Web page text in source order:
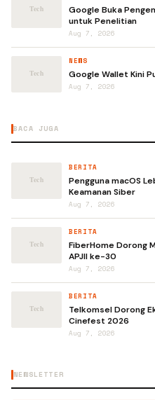
Google Buka
untuk Penelitian
Aug 7, 2026
NEWS
Google Wallet Kini
Aug 7, 2026
BACA JUGA
BERITA
Pengguna macOS
Keamanan Siber
Aug 7, 2026
BERITA
FiberHome Dorong
APJII ke-30
Aug 7, 2026
BERITA
Telkomsel Dorong
Cinefest 2026
Aug 7, 2026
NEWSLETTER